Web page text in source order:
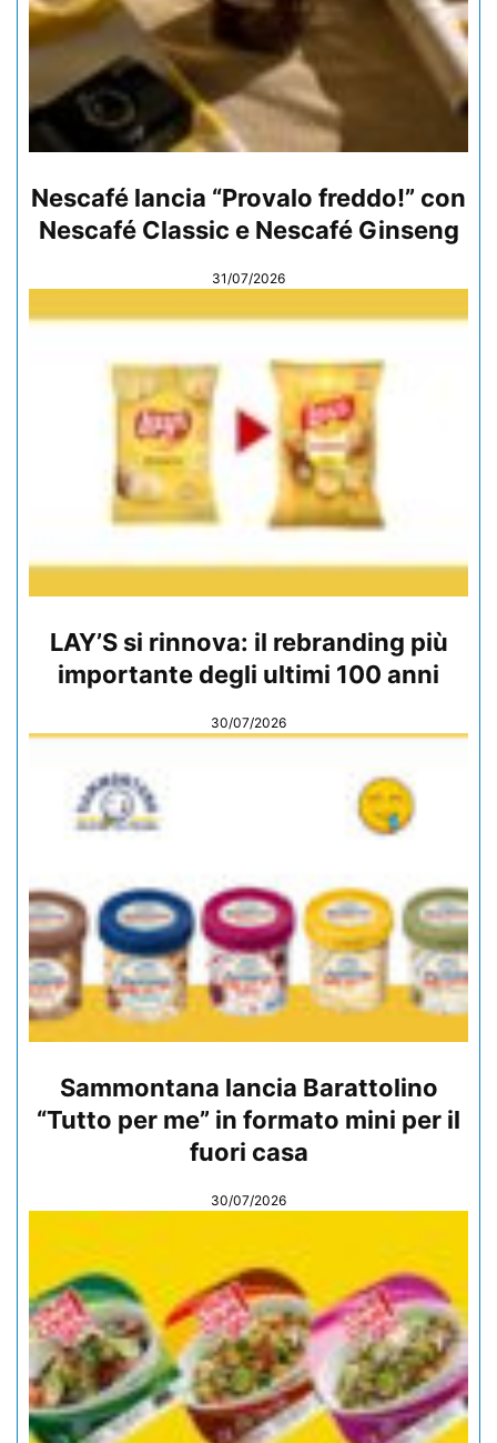
Nescafé lancia “Provalo freddo!” con
Nescafé Classic e Nescafé Ginseng
31/07/2026
LAY’S si rinnova: il rebranding più
importante degli ultimi 100 anni
30/07/2026
Sammontana lancia Barattolino
“Tutto per me” in formato mini per il
fuori casa
30/07/2026